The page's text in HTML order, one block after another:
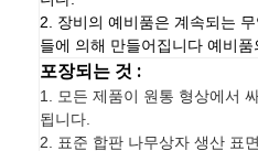
2. 장비의 예비품은 계속되는
들에 의해 만들어집니다 예비
포장되는 것 :
1. 모든 제품이 원통 형상에서
됩니다.
2. 표준 합판 나무상자 생산 표